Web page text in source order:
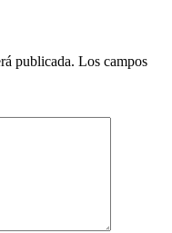
publicada. Los campos